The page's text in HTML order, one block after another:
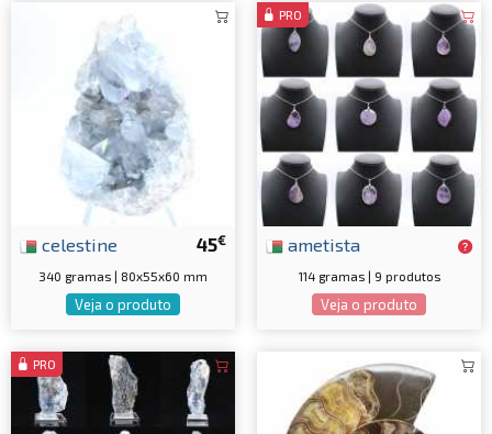
45€
celestine
340 gramas | 80x55x60 mm
Veja o produto
PRO
ametista
114 gramas | 9 produtos
Veja o produto
PRO